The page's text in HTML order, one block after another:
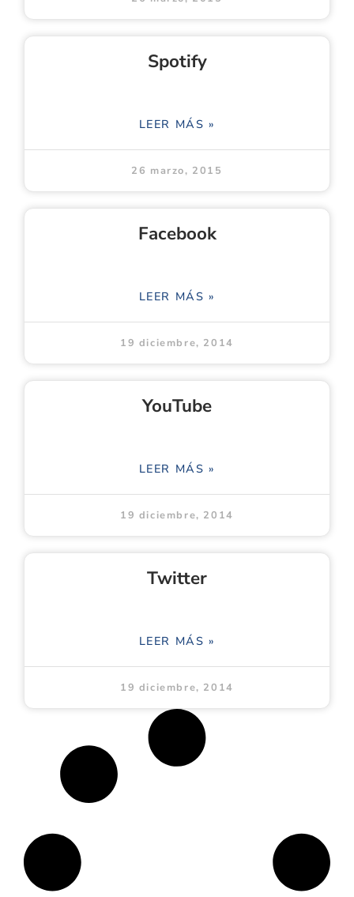
Spotify
LEER MÁS »
26 marzo, 2015
Facebook
LEER MÁS »
19 diciembre, 2014
YouTube
LEER MÁS »
19 diciembre, 2014
Twitter
LEER MÁS »
19 diciembre, 2014